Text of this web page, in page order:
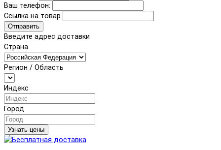
Ваш телефон:
Ссылка на товар
Отправить
Введите адрес доставки
Страна
Регион / Область
Индекс
Город
Узнать цены